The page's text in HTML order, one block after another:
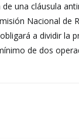
de una cláusula
Nacional de
a dividir la
de dos